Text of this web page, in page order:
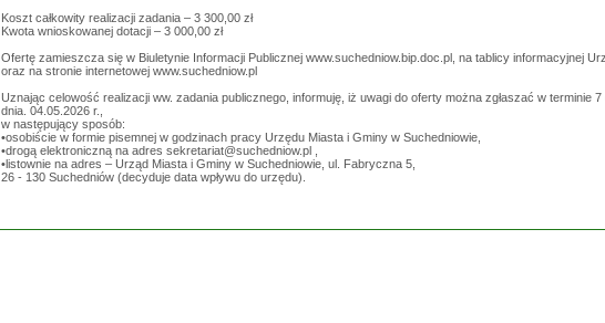
Koszt całkowity realizacji zadania – 3 300,00 zł
Kwota wnioskowanej dotacji – 3 000,00 zł
Ofertę zamieszcza się w Biuletynie Informacji Publicznej www.suchedniow.bip.doc.pl, na tablicy informacyjnej
oraz na stronie internetowej www.suchedniow.pl
Uznając celowość realizacji ww. zadania publicznego, informuję, iż uwagi do oferty można zgłaszać w terminie
dnia. 04.05.2026 r.,
w następujący sposób:
•osobiście w formie pisemnej w godzinach pracy Urzędu Miasta i Gminy w Suchedniowie,
•drogą elektroniczną na adres sekretariat@suchedniow.pl
•listownie na adres – Urząd Miasta i Gminy w Suchedniowie, ul. Fabryczna 5,
26 - 130 Suchedniów (decyduje data wpływu do urzędu).